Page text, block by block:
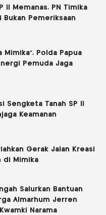
II Memanas, PN Timika
Bukan Pemeriksaan
Mimika”, Polda Papua
Pemuda Jaga
Sengketa Tanah SP II
Keamanan
Gerak Jalan Kreasi
di Mimika
Salurkan Bantuan
Almarhum Jerren
Narama